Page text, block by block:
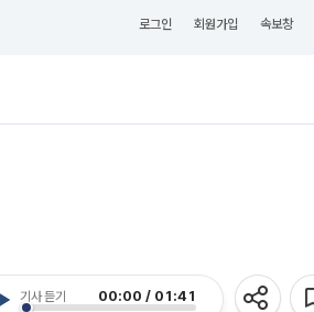
로그인 회원가입 속보창
기사 듣기 00:00 / 01:41